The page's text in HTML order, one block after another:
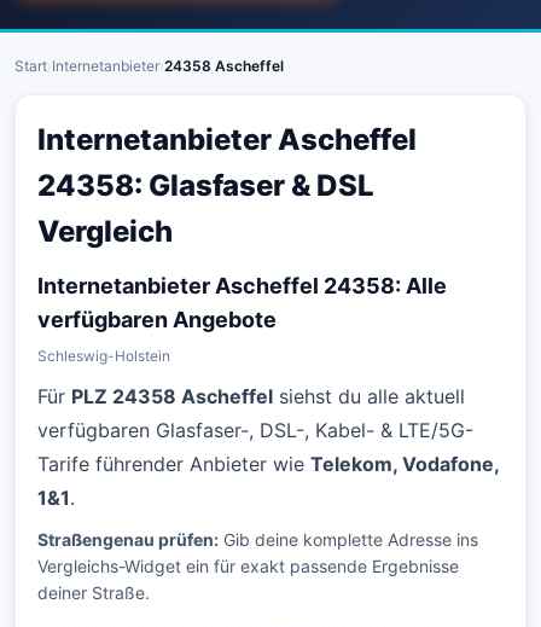
Start›Internetanbieter›24358 Ascheffel
Internetanbieter Ascheffel
24358: Glasfaser & DSL
Vergleich
Internetanbieter Ascheffel 24358: Alle
verfügbaren Angebote
Schleswig-Holstein
Für PLZ 24358 Ascheffel siehst du alle aktuell
verfügbaren Glasfaser-, DSL-, Kabel- & LTE/5G-
Tarife führender Anbieter wie Telekom, Vodafone,
1&1.
Straßengenau prüfen: Gib deine komplette Adresse ins
Vergleichs-Widget ein für exakt passende Ergebnisse
deiner Straße.